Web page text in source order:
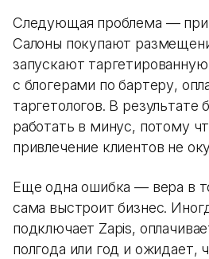
Следующая проблема —
Салоны покупают
запускают
с блогерами по бартеру,
таргетологов. В результате
работать в минус, потому
привлечение клиентов не
Еще одна ошибка — вера в
сама выстроит бизнес.
подключает Zapis,
полгода или год и ожидает,